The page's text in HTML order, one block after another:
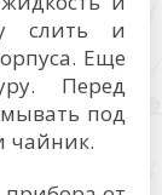
слить и
Еще
Перед
под
чайник.